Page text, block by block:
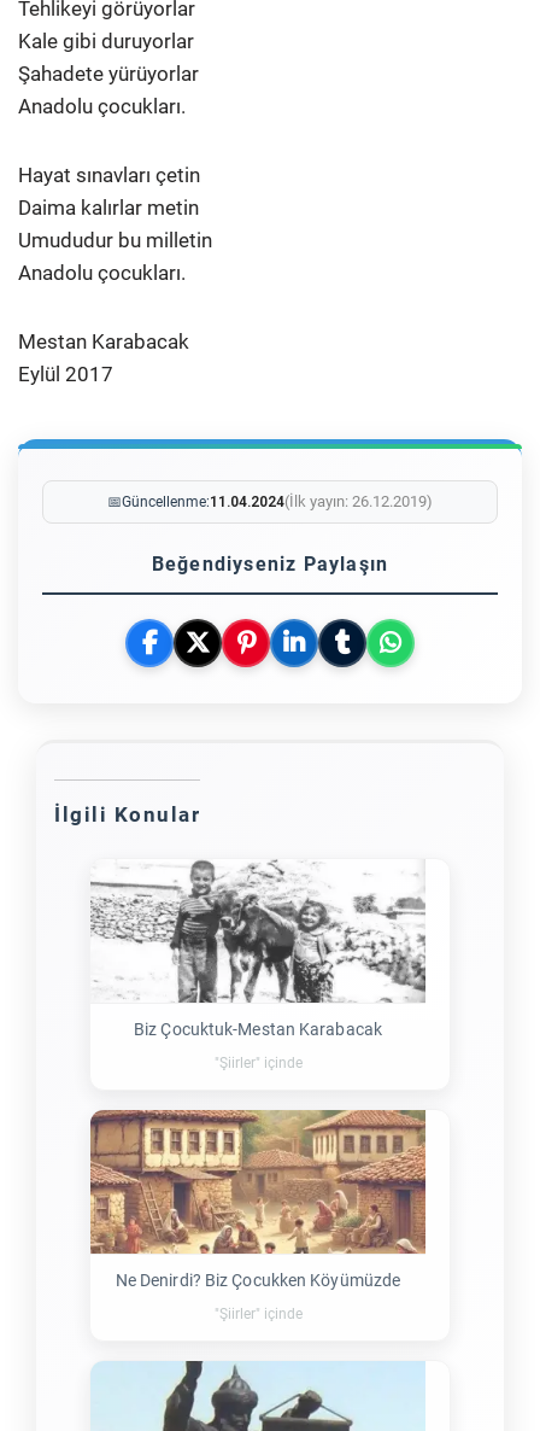
Tehlikeyi görüyorlar
Kale gibi duruyorlar
Şahadete yürüyorlar
Anadolu çocukları.
Hayat sınavları çetin
Daima kalırlar metin
Umududur bu milletin
Anadolu çocukları.
Mestan Karabacak
Eylül 2017
📅Güncellenme:11.04.2024(İlk yayın: 26.12.2019)
Beğendiyseniz Paylaşın
İlgili Konular
Biz Çocuktuk-Mestan Karabacak
"Şiirler" içinde
Ne Denirdi? Biz Çocukken Köyümüzde
"Şiirler" içinde